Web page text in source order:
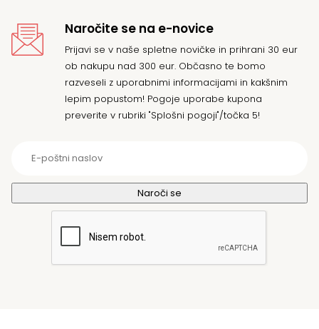
Naročite se na e-novice
Prijavi se v naše spletne novičke in prihrani 30 eur
ob nakupu nad 300 eur. Občasno te bomo
razveseli z uporabnimi informacijami in kakšnim
lepim popustom! Pogoje uporabe kupona
preverite v rubriki "Splošni pogoji"/točka 5!